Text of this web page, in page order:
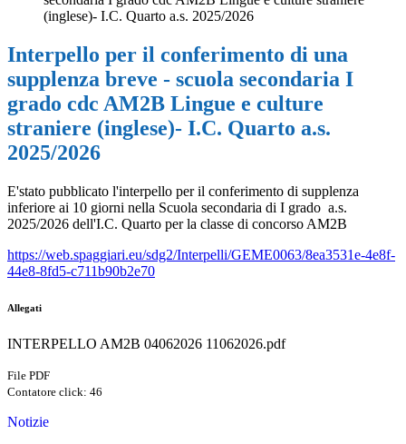
(inglese)- I.C. Quarto a.s. 2025/2026
Interpello per il conferimento di una
supplenza breve - scuola secondaria I
grado cdc AM2B Lingue e culture
straniere (inglese)- I.C. Quarto a.s.
2025/2026
E'stato pubblicato l'interpello per il conferimento di supplenza
inferiore ai 10 giorni nella Scuola secondaria di I grado a.s.
2025/2026 dell'I.C. Quarto per la classe di concorso AM2B
https://web.spaggiari.eu/sdg2/Interpelli/GEME0063/8ea3531e-4e8f-
44e8-8fd5-c711b90b2e70
Allegati
INTERPELLO AM2B 04062026 11062026.pdf
File PDF
Contatore click: 46
Notizie